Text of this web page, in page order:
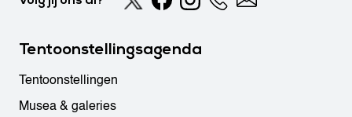
Tentoonstellingsagenda
Tentoonstellingen
Musea & galeries